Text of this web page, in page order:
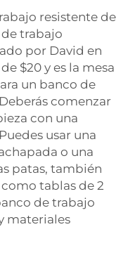
resistente de
trabajo
por David en
$20 y es la mesa
un banco de
comenzar
con una
usar una
o una
patas, también
tablas de 2
de trabajo
materiales